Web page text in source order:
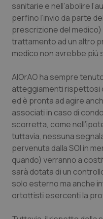
Quotidiano
Quotidiano
Rene & patologie
Salute orale &
Sangue &
Tiroide
Tumore al seno
sanitarie e nell’abolire
perfino l’invio da parte
prescrizione del
trattamento ad un altro
medico non avrebbe più
AIOrAO ha sempre
atteggiamenti rispettosi
ed è pronta ad agire
associati in caso di
scorretta, come
tuttavia, nessuna
pervenuta dalla SOI in
quando) verranno a
sarà dotata di un
solo esterno ma anche
ortottisti esercenti la